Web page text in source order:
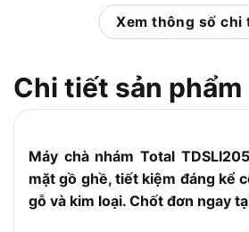
13,000 vòng/phút
Phụ kiện đi
kèm
3 giấy nhám
Trọng lượng
1kg
Bảo hành
6 tháng
Xem thông số chi
Chi tiết sản phẩm
Máy chà nhám Total
mặt gồ ghề, tiết kiệm đáng kể
gỗ và kim loại. Chốt đơn ngay